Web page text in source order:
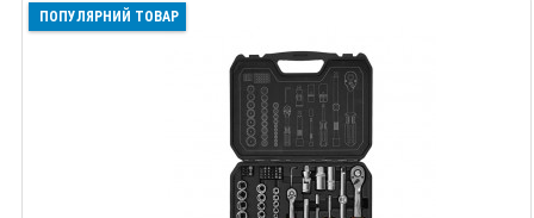
ПОПУЛЯРНИЙ ТОВАР